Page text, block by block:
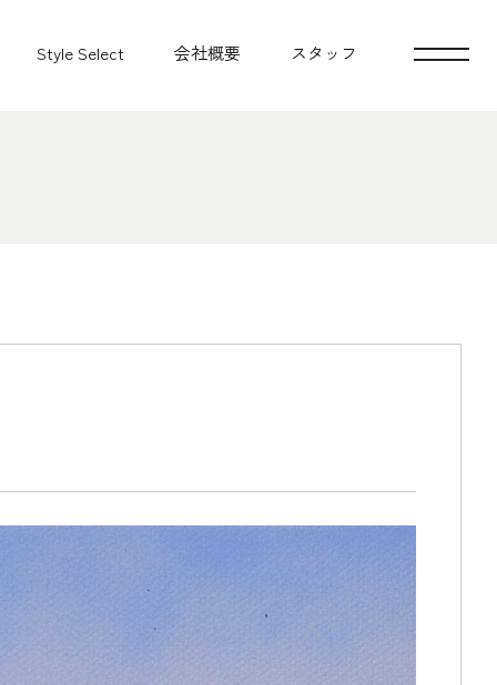
Style Select 会社概要 スタッフ